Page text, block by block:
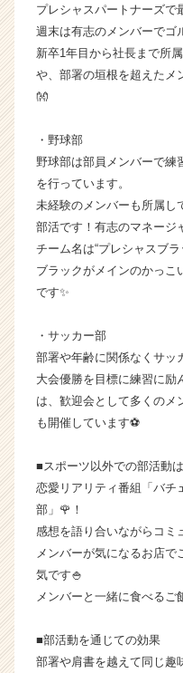
チ
ャ
ー・
成
ら
カ
ウ
ト
が
サ
イ
ト
ャ
リ
（C
h
a
r
プレシャスパートナーズで
週末は有志のメンバーでゴ
新卒1年目から社長まで所
や、部署の垣根を超えたメ
👐
・野球部
野球部は部員メンバーで練
を行っています。
未経験のメンバーも所属し
部活です！有志のマネージ
チーム名は“プレシャスブラ
ブラックがメインのかっこ
です✨
・サッカー部
部署や年齢に関係なくサッ
大会優勝を目標に練習に励
は、歓迎会として多くのメ
も開催しています⚽
■スポーツ以外での部活動
恋愛リアリティ番組「バチ
部」🌹！
感想を語り合いながらコミ
メンバーが気になるお店で
気です🍚
メンバーと一緒に食べるご
■部活動を通じての効果
部署や肩書を越えて同じ趣